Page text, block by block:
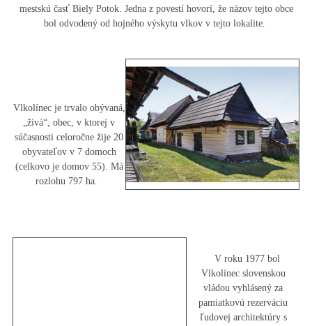
mestskú časť Biely Potok. Jedna z povestí hovorí, že názov tejto obce
bol odvodený od hojného výskytu vlkov v tejto lokalite.
Vlkolínec je trvalo obývaná,
„živá“, obec, v ktorej v
súčasnosti celoročne žije 20
obyvateľov v 7 domoch
(celkovo je domov 55). Má
rozlohu 797 ha.
V roku 1977 bol
Vlkolínec slovenskou
vládou vyhlásený za
pamiatkovú rezerváciu
ľudovej architektúry s